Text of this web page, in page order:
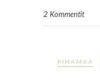
2 Kommentit
PIHAMAA